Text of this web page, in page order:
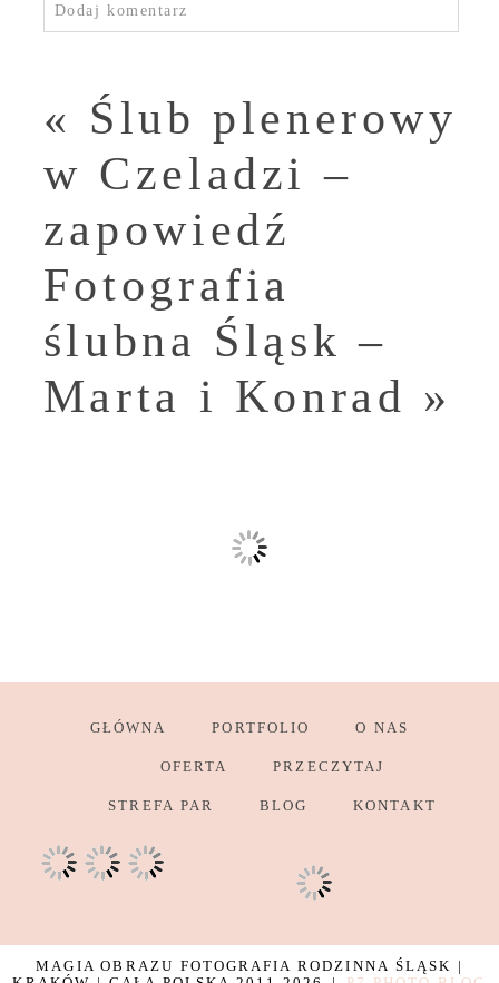
Dodaj komentarz
« Ślub plenerowy
w Czeladzi –
zapowiedź
Fotografia
ślubna Śląsk –
Marta i Konrad »
GŁÓWNA PORTFOLIO O NAS
OFERTA PRZECZYTAJ
STREFA PAR BLOG KONTAKT
MAGIA OBRAZU FOTOGRAFIA RODZINNA ŚLĄSK |